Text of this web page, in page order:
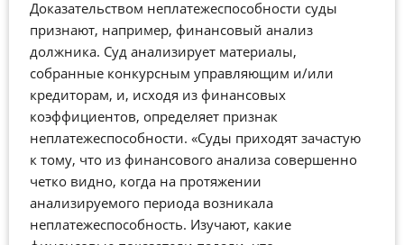
Доказательством неплатежеспособности суды
признают, например, финансовый анализ
должника. Суд анализирует материалы,
собранные конкурсным управляющим и/или
кредиторам, и, исходя из финансовых
коэффициентов, определяет признак
неплатежеспособности. «Суды приходят зачастую
к тому, что из финансового анализа совершенно
четко видно, когда на протяжении
анализируемого периода возникала
неплатежеспособность. Изучают, какие